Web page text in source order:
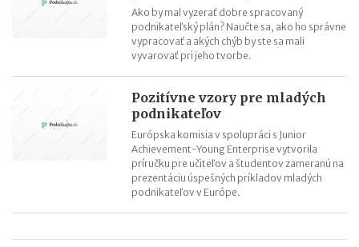
Ako by mal vyzerať dobre spracovaný
podnikateľský plán? Naučte sa, ako ho správne
vypracovať a akých chýb by ste sa mali
vyvarovať pri jeho tvorbe.
Pozitívne vzory pre mladých
podnikateľov
Európska komisia v spolupráci s Junior
Achievement-Young Enterprise vytvorila
príručku pre učiteľov a študentov zameranú na
prezentáciu úspešných príkladov mladých
podnikateľov v Európe.